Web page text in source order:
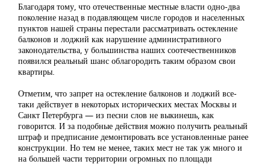
Благодаря тому, что отечественные местные власти одно-два
поколение назад в подавляющем числе городов и населенных
пунктов нашей страны перестали рассматривать остекление
балконов и лоджий как нарушение административного
законодательства, у большинства наших соотечественников
появился реальный шанс облагородить таким образом свои
квартиры.
Отметим, что запрет на остекление балконов и лоджий все-
таки действует в некоторых исторических местах Москвы и
Санкт Петербурга — из песни слов не выкинешь, как
говорится. И за подобные действия можно получить реальный
штраф и предписание демонтировать все установленные ранее
конструкции. Но тем не менее, таких мест не так уж много и
на большей части территории огромных по площади